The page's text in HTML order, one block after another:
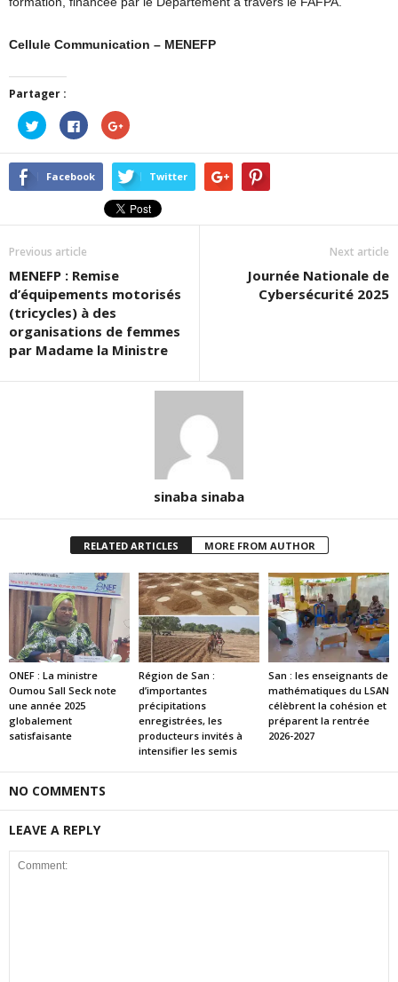
Cellule Communication – MENEFP
Partager :
Cliquez
pour
partager
sur
Twitter(ouvre
dans
Cliquez
pour
partager
sur
Facebook(ouvre
dans
nouvelle
fenêtre)
Cliquez
pour
sur
Google+
(ouvre
dans
une
nouvelle
fenêtre)
Facebook Twitter
Previous article
MENEFP : Remise
d’équipements motorisés
(tricycles) à des
organisations de femmes
par Madame la Ministre
Next article
Journée Nationale de
Cybersécurité 2025
sinaba sinaba
RELATED ARTICLES MORE FROM AUTHOR
ONEF : La ministre
Oumou Sall Seck note
une année 2025
globalement
satisfaisante
Région de San :
d’importantes
précipitations
enregistrées, les
producteurs invités à
intensifier les semis
San : les enseignants de
mathématiques du LSAN
célèbrent la cohésion et
préparent la rentrée
2026-2027
NO COMMENTS
LEAVE A REPLY